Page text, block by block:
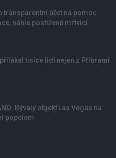
transparentní účet na pomoc
náhle postižené mrtvicí
tisíce lidí nejen z Příbrami
Bývalý objekt Las Vegas na
popelem